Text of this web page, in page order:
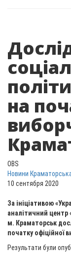
на
OBS
Новини
10 сентября 2020
За ініціативою
аналітичний центр
м. Краматорськ
початку офіційної
Результати були